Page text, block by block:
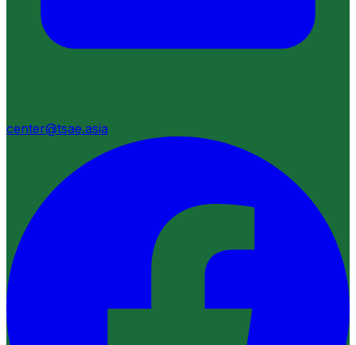
center@tsae.asia